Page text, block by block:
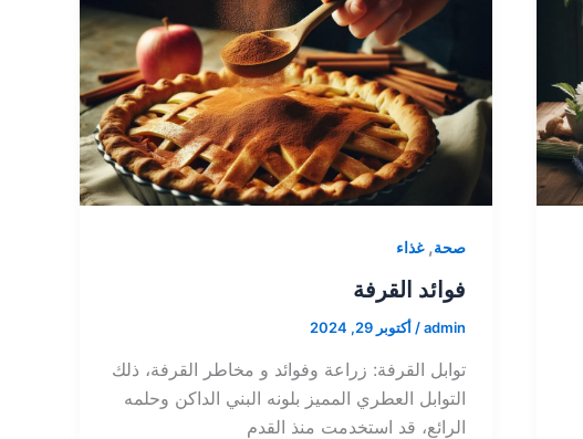
صحة,غذاء
فوائد القرفة
admin
/ أكتوبر 29, 2024
توابل القرفة: زراعة وفوائد و مخاطر القرفة، ذلك
التوابل العطري المميز بلونه البني الداكن وحلمه
الرائع، قد استخدمت منذ القدم